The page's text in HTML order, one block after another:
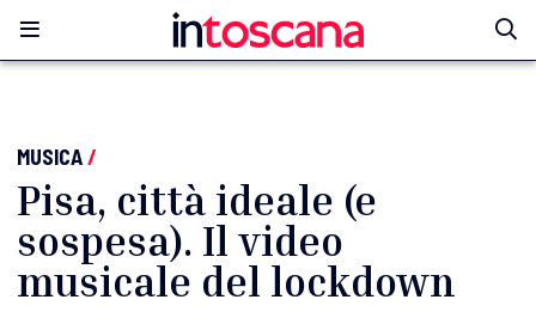
MUSICA/
Pisa, città ideale (e
sospesa). Il video
musicale del lockdown